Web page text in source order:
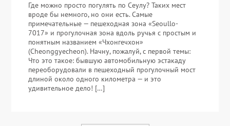
Где можно просто погулять по Сеулу? Таких мест
вроде бы немного, но они есть. Самые
примечательные — пешеходная зона «Seoullo-
7017» и прогулочная зона вдоль ручья с простым и
понятным названием «Чхонгечхон»
(Cheonggyecheon). Начну, пожалуй, с первой темы:
Что это такое: бывшую автомобильную эстакаду
переоборудовали в пешеходный прогулочный мост
длиной около одного километра — и это
удивительное дело! […]